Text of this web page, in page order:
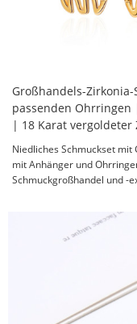
Großhandels-
passenden
| 18 Karat vergoldeter
Niedliches Schmuckset
mit Anhänger und
Schmuckgroßhandel und -